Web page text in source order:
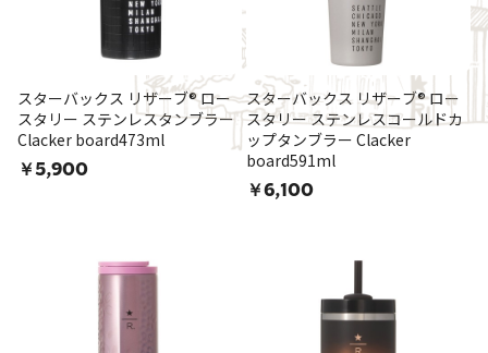
スターバックス リザーブ® ロー
スタリー ステンレスタンブラー
Clacker board473ml
￥5,900
スターバックス リザーブ® ロー
スタリー ステンレスコールドカ
ップタンブラー Clacker
board591ml
￥6,100